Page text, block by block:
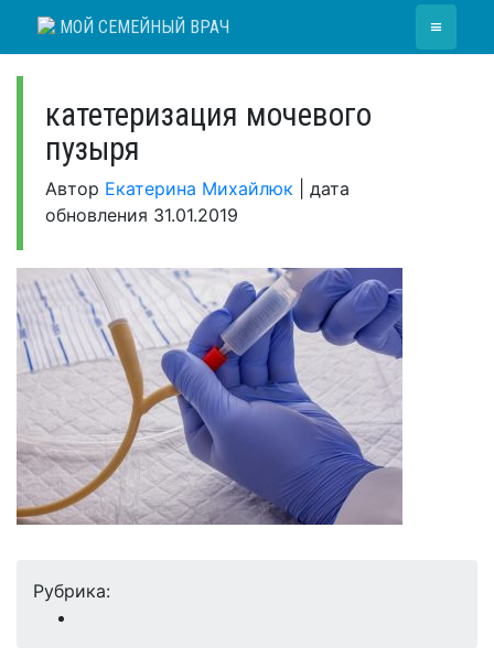
МОЙ СЕМЕЙНЫЙ ВРАЧ ≡
катетеризация мочевого
пузыря
Автор Екатерина Михайлюк
дата
обновления 31.01.2019
Рубрика: